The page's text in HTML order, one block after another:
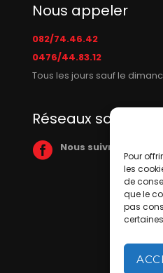
Pour
les
de
que le
pas
Nous appeler
082/74.46.42
0476/44.83.12
Tous les jours sauf le
Réseaux sociaux
Nous suivre sur